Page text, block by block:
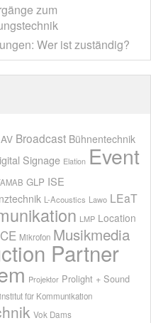
zum
Wer ist zuständig?
AV Broadcast Bühnentechnik
Signage Elation Event
GLP ISE
L-Acoustics Lawo LEaT
LMP Location
Mikrofon Musikmedia
Partner
Projektor Prolight + Sound
für Kommunikation
Vok Dams